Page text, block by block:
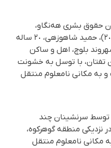
حقوق بشری هه‌نگاو،
روزجمعە ١١ آبان ١٤٠٣(١ نوامبر ٢٠٢٤)، حمید شاهوزهی، ٢٠ سالە
١٩ سالە دو شهروند بلوچ، اهل و ساکن
تفتان، با توسل به خشونت
به مکانی نامعلوم منتقل
توسط سرنشینان چند
منطقه گوهرکوه،
مکانی نامعلوم منتقل